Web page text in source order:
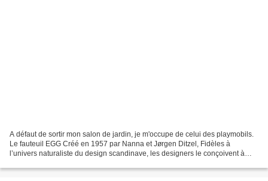
A défaut de sortir mon salon de jardin, je m'occupe de celui des playmobils.
Le fauteuil EGG Créé en 1957 par Nanna et Jørgen Ditzel, Fidèles à
l’univers naturaliste du design scandinave, les designers le conçoivent à